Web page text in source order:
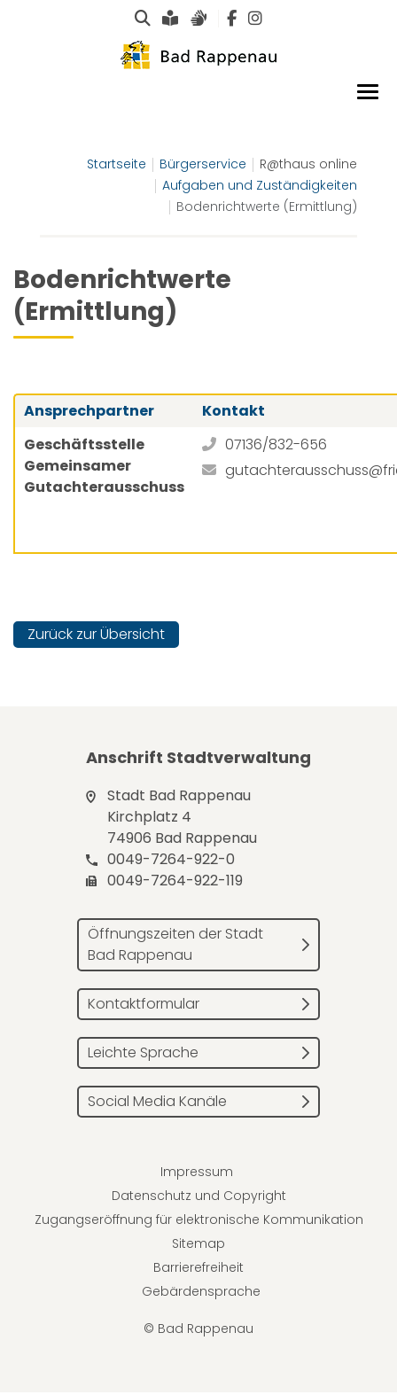
Suche
Leichte Sprache
Gebärdensprachen
Startseite Bürgerservice
R@thaus online
Aufgaben und Zuständigkeiten
Bodenrichtwerte (Ermittlung)
Bodenrichtwerte
(Ermittlung)
Ansprechpartner
Kontakt
Geschäftsstelle
Gemeinsamer
Gutachterausschuss
07136/832-656
Zurück zur Übersicht
Anschrift Stadtverwaltung
Stadt Bad Rappenau
Kirchplatz 4
74906 Bad Rappenau
0049-7264-922-0
0049-7264-922-119
Öffnungszeiten der Stadt
Bad Rappenau
Kontaktformular
Leichte Sprache
Social Media Kanäle
© Bad Rappenau
Impressum
Datenschutz und Copyright
Zugangseröffnung für elektronische Kommunikation
Sitemap
Barrierefreiheit
Gebärdensprache